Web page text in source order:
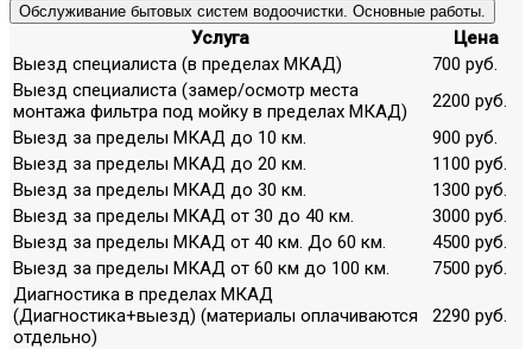
Обслуживание бытовых систем водоочистки. Основные работы.
Услуга
Цена
Выезд специалиста (в пределах МКАД)
700 руб.
Выезд специалиста (замер/осмотр места
монтажа фильтра под мойку в пределах МКАД)
2200 руб.
Выезд за пределы МКАД до 10 км.
900 руб.
Выезд за пределы МКАД до 20 км.
1100 руб.
Выезд за пределы МКАД до 30 км.
1300 руб.
Выезд за пределы МКАД от 30 до 40 км.
3000 руб.
Выезд за пределы МКАД от 40 км. До 60 км.
4500 руб.
Выезд за пределы МКАД от 60 км до 100 км.
7500 руб.
Диагностика в пределах МКАД
(Диагностика+выезд) (материалы оплачиваются
отдельно)
2290 руб.